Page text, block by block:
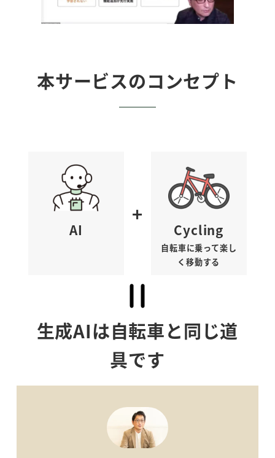
本サービスのコンセプト
AI
+
Cycling
自転車に乗って楽し
く移動する
生成AIは自転車と同じ道
具です